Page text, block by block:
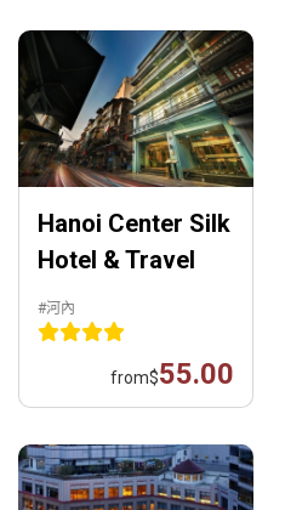
Hanoi Center Silk
Hotel & Travel
#河內
from$55.00